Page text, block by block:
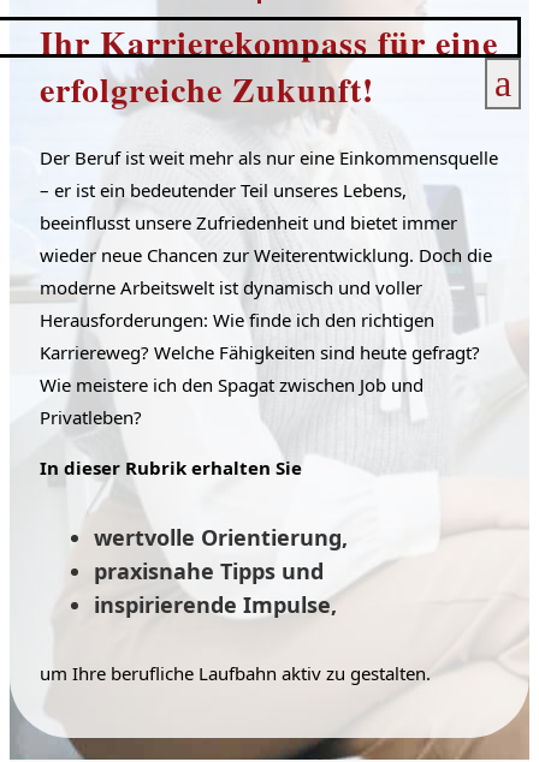
a
Ihr Karrierekompass für eine
erfolgreiche Zukunft!
Der Beruf ist weit mehr als nur eine Einkommensquelle
– er ist ein bedeutender Teil unseres Lebens,
beeinflusst unsere Zufriedenheit und bietet immer
wieder neue Chancen zur Weiterentwicklung. Doch die
moderne Arbeitswelt ist dynamisch und voller
Herausforderungen: Wie finde ich den richtigen
Karriereweg? Welche Fähigkeiten sind heute gefragt?
Wie meistere ich den Spagat zwischen Job und
Privatleben?
In dieser Rubrik erhalten Sie
wertvolle Orientierung,
praxisnahe Tipps und
inspirierende Impulse,
um Ihre berufliche Laufbahn aktiv zu gestalten.